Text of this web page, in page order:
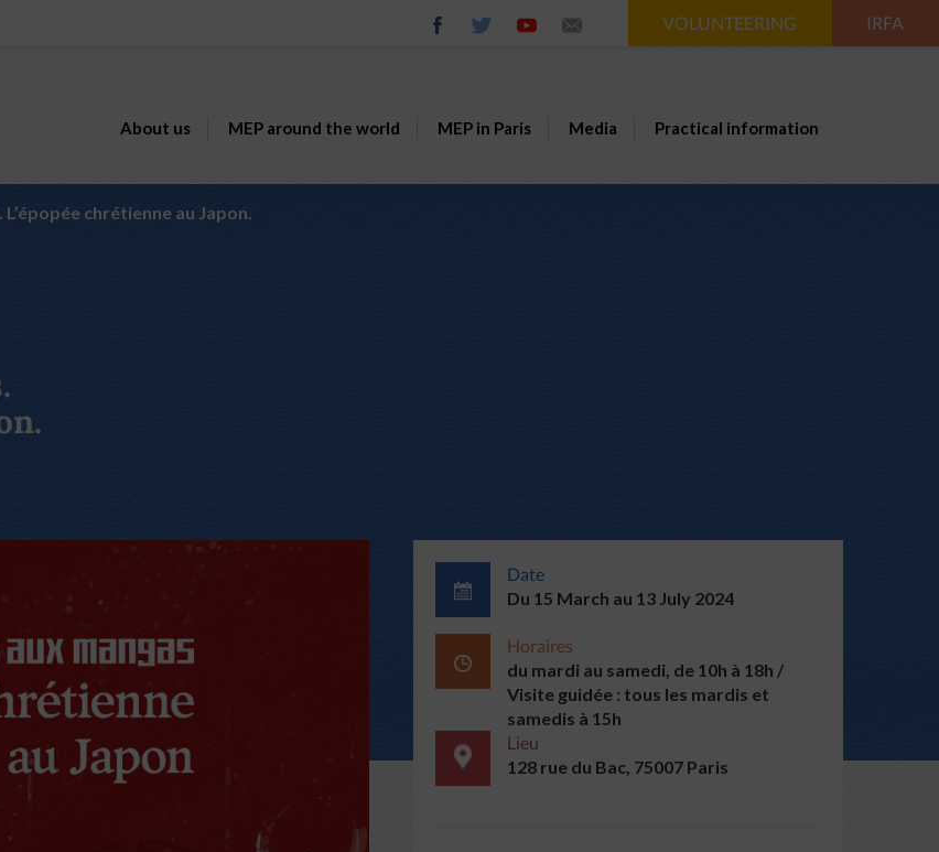
VOLUNTEERING IRFA
About us MEP around the world MEP in Paris Media Practical information
chrétienne au Japon.
Date
Du 15 March au 13 July 2024
Horaires
du mardi au samedi, de 10h à 18h /
Visite guidée : tous les mardis et
samedis à 15h
Lieu
128 rue du Bac, 75007 Paris